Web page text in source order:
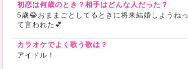
初恋は何歳のとき？相手はどんな人だった？
5歳😂おままごとしてるときに将来結婚しようねっ
て言われた💕︎
カラオケでよく歌う歌は？
アイドル！